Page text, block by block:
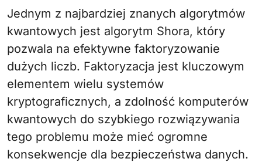
Jednym z najbardziej znanych algorytmów
kwantowych jest algorytm Shora, który
pozwala na efektywne faktoryzowanie
dużych liczb. Faktoryzacja jest kluczowym
elementem wielu systemów
kryptograficznych, a zdolność komputerów
kwantowych do szybkiego rozwiązywania
tego problemu może mieć ogromne
konsekwencje dla bezpieczeństwa danych.